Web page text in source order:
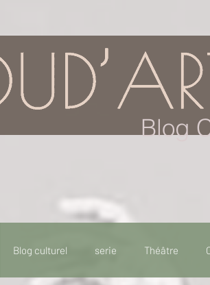
Blog
Blog culturel serie Théâtre